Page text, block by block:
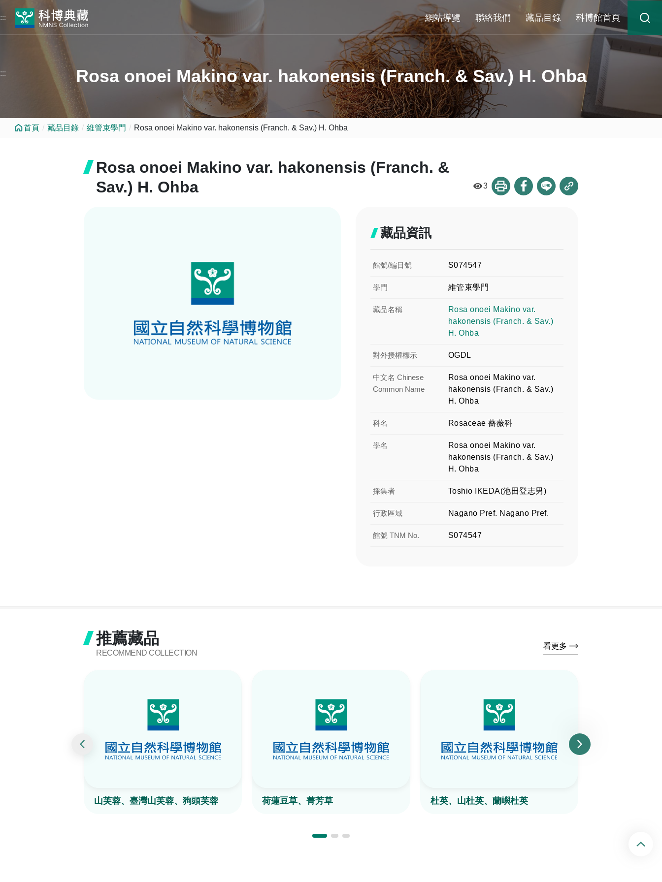
跳到中央內容區塊
:::
網站導覽 聯絡我們 藏品目錄 科博館首頁
Rosa onoei Makino var. hakonensis (Franch. & Sav.) H. Ohba
:::
首頁 藏品目錄 維管束學門 Rosa onoei Makino var. hakonensis (Franch. & Sav.) H. Ohba
Rosa onoei Makino var. hakonensis (Franch. &
Sav.) H. Ohba
3
藏品資訊
館號/編目號 S074547
學門 維管束學門
藏品名稱
Rosa onoei Makino var.
hakonensis (Franch. & Sav.)
H. Ohba
對外授權標示 OGDL
中文名 Chinese
Common Name
Rosa onoei Makino var.
hakonensis (Franch. & Sav.)
H. Ohba
科名 Rosaceae 薔薇科
學名
Rosa onoei Makino var.
hakonensis (Franch. & Sav.)
H. Ohba
採集者 Toshio IKEDA(池田登志男)
行政區域 Nagano Pref. Nagano Pref.
館號 TNM No. S074547
推薦藏品
RECOMMEND COLLECTION
看更多
山芙蓉、臺灣山芙蓉、狗頭芙蓉 荷蓮豆草、菁芳草 杜英、山杜英、蘭嶼杜英
回頂端